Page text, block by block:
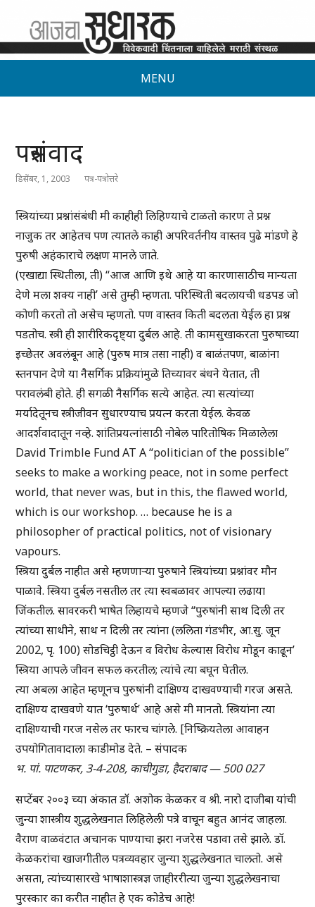
MENU
पत्रसंवाद
डिसेंबर, 1, 2003 पत्र-पत्रोत्तरे
स्त्रियांच्या प्रश्नांसंबंधी मी काहीही लिहिण्याचे टाळतो कारण ते प्रश्न
नाजुक तर आहेतच पण त्यातले काही अपरिवर्तनीय वास्तव पुढे मांडणे हे
पुरुषी अहंकाराचे लक्षण मानले जाते.
(एखाद्या स्थितीला, ती) “आज आणि इथे आहे या कारणासाठीच मान्यता
देणे मला शक्य नाही’ असे तुम्ही म्हणता. परिस्थिती बदलायची धडपड जो
कोणी करतो तो असेच म्हणतो. पण वास्तव किती बदलता येईल हा प्रश्न
पडतोच. स्त्री ही शारीरिकदृष्ट्या दुर्बल आहे. ती कामसुखाकरता पुरुषाच्या
इच्छेतर अवलंबून आहे (पुरुष मात्र तसा नाही) व बाळंतपण, बाळांना
स्तनपान देणे या नैसर्गिक प्रक्रियांमुळे तिच्यावर बंधने येतात, ती
परावलंबी होते. ही सगळी नैसर्गिक सत्ये आहेत. त्या सत्यांच्या
मर्यादेतूनच स्त्रीजीवन सुधारण्याच प्रयत्न करता येईल. केवळ
आदर्शवादातून नव्हे. शांतिप्रयत्नांसाठी नोबेल पारितोषिक मिळालेला
David Trimble Fund AT A “politician of the possible”
seeks to make a working peace, not in some perfect
world, that never was, but in this, the flawed world,
which is our workshop. … because he is a
philosopher of practical politics, not of visionary
vapours.
स्त्रिया दुर्बल नाहीत असे म्हणणाऱ्या पुरुषाने स्त्रियांच्या प्रश्नांवर मौन
पाळावे. स्त्रिया दुर्बल नसतील तर त्या स्वबळावर आपल्या लढाया
जिंकतील. सावरकरी भाषेत लिहायचे म्हणजे “पुरुषांनी साथ दिली तर
त्यांच्या साथीने, साथ न दिली तर त्यांना (ललिता गंडभीर, आ.सु. जून
2002, पृ. 100) सोडचिट्ठी देऊन व विरोध केल्यास विरोध मोडून काढून’
स्त्रिया आपले जीवन सफल करतील; त्यांचे त्या बघून घेतील.
त्या अबला आहेत म्हणूनच पुरुषांनी दाक्षिण्य दाखवण्याची गरज असते.
दाक्षिण्य दाखवणे यात ‘पुरुषार्थ’ आहे असे मी मानतो. स्त्रियांना त्या
दाक्षिण्याची गरज नसेल तर फारच चांगले. [निष्क्रियतेला आवाहन
उपयोगितावादाला काडीमोड देते. – संपादक
भ. पां. पाटणकर, 3-4-208, काचीगुडा, हैदराबाद — 500 027
सप्टेंबर २००३ च्या अंकात डॉ. अशोक केळकर व श्री. नारो दाजीबा यांची
जुन्या शास्त्रीय शुद्धलेखनात लिहिलेली पत्रे वाचून बहुत आनंद जाहला.
वैराण वाळवंटात अचानक पाण्याचा झरा नजरेस पडावा तसे झाले. डॉ.
केळकरांचा खाजगीतील पत्रव्यवहार जुन्या शुद्धलेखनात चालतो. असे
असता, त्यांच्यासारखे भाषाशास्त्रज्ञ जाहीररीत्या जुन्या शुद्धलेखनाचा
पुरस्कार का करीत नाहीत हे एक कोडेच आहे!